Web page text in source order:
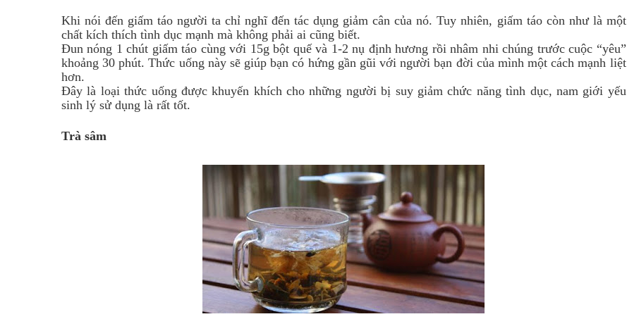
Khi nói đến giấm táo người ta chỉ nghĩ đến tác dụng giảm cân của nó. Tuy nhiên, giấm táo còn như là một
chất kích thích tình dục mạnh mà không phải ai cũng biết.
Đun nóng 1 chút giấm táo cùng với 15g bột quế và 1-2 nụ định hương rồi nhâm nhi chúng trước cuộc “yêu”
khoảng 30 phút. Thức uống này sẽ giúp bạn có hứng gần gũi với người bạn đời của mình một cách mạnh liệt
hơn.
Đây là loại thức uống được khuyến khích cho những người bị suy giảm chức năng tình dục, nam giới yếu
sinh lý sử dụng là rất tốt.
Trà sâm